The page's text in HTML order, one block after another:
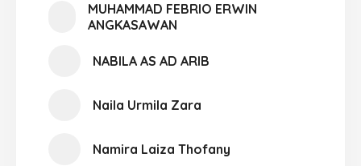
MUHAMMAD FEBRIO ERWIN
ANGKASAWAN
NABILA AS AD ARIB
Naila Urmila Zara
Namira Laiza Thofany